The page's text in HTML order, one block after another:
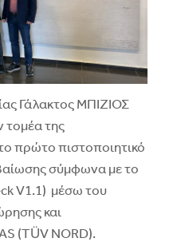
Γάλακτος ΜΠΙΖΙΟΣ
τομέα της
πρώτο πιστοποιητικό
σύμφωνα με το
V1.1) μέσω του
και
(TÜV NORD).